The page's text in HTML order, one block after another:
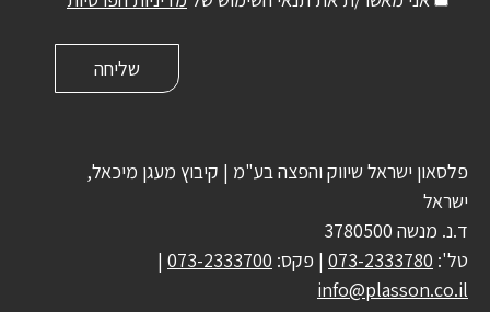
פלסאון ישראל שיווק והפצה בע"מ | קיבוץ מעגן מיכאל,
ישראל
ד.נ. מנשה 3780500
טל': 073-2333780 | פקס: 073-2333700
|
info@plasson.co.il